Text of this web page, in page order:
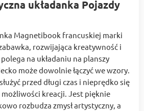
układanka Pojazdy
Magnetibook francuskiej marki
rozwijająca kreatywność i
na układaniu na planszy
może dowolnie łączyć we wzory.
przed długi czas i nieprędko się
kreacji. Jest pięknie
rozbudza zmysł artystyczny, a